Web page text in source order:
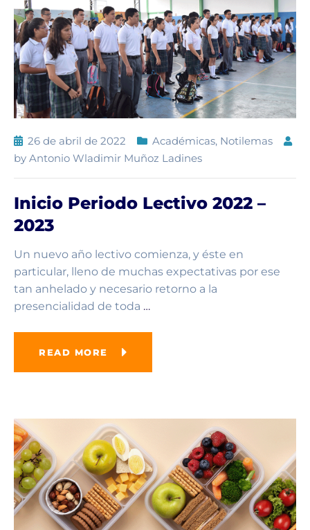
26 de abril de 2022 Académicas, Notilemas
by Antonio Wladimir Muñoz Ladines
Inicio Periodo Lectivo 2022 –
2023
Un nuevo año lectivo comienza, y éste en
particular, lleno de muchas expectativas por ese
tan anhelado y necesario retorno a la
presencialidad de toda …
READ MORE